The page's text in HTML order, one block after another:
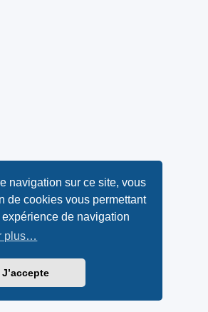
navigation sur ce site, vous
de cookies vous permettant
de navigation
plus…
J’accepte